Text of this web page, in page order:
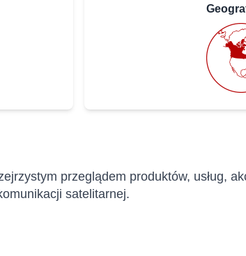
przeglądem produktów, usług,
satelitarnej.